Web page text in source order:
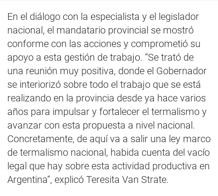
En el diálogo con la especialista y el legislador
nacional, el mandatario provincial se mostró
conforme con las acciones y comprometió su
apoyo a esta gestión de trabajo. “Se trató de
una reunión muy positiva, donde el Gobernador
se interiorizó sobre todo el trabajo que se está
realizando en la provincia desde ya hace varios
años para impulsar y fortalecer el termalismo y
avanzar con esta propuesta a nivel nacional.
Concretamente, de aquí va a salir una ley marco
de termalismo nacional, habida cuenta del vacío
legal que hay sobre esta actividad productiva en
Argentina”, explicó Teresita Van Strate.